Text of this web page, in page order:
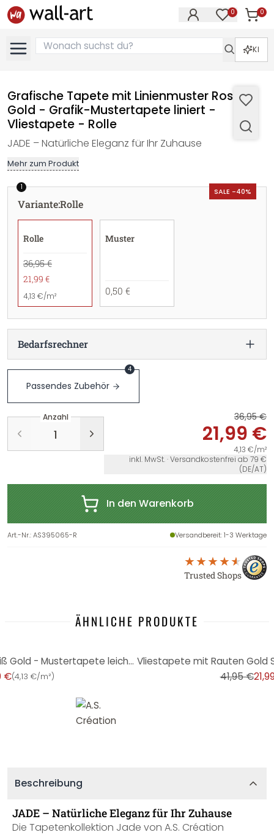
0 0
KI
Grafische Tapete mit Linienmuster Rosa
Gold - Grafik-Mustertapete liniert -
Vliestapete - Rolle
JADE – Natürliche Eleganz für Ihr Zuhause
Mehr zum Produkt
SALE -40%
1
Variante:Rolle
Rolle
36,95 €
21,99 €
4,13 €/m²
Muster
0,50 €
Bedarfsrechner
Passendes Zubehör
4
Anzahl 36,95 €
21,99 €
4,13 €/m²
inkl. MwSt. · Versandkostenfrei ab 79 €
(DE/AT)
In den Warenkorb
Art.-Nr.:AS395065-R Versandbereit: 1-3 Werktage
Trusted Shops
ÄHNLICHE PRODUKTE
Grafik-Tapete mit Rauten Weiß Gold - Mustertapete leicht glänzend
€(4,13 €/m²) 41,95 €
Beschreibung
JADE – Natürliche Eleganz für Ihr Zuhause
Die Tapetenkollektion Jade von A.S. Création